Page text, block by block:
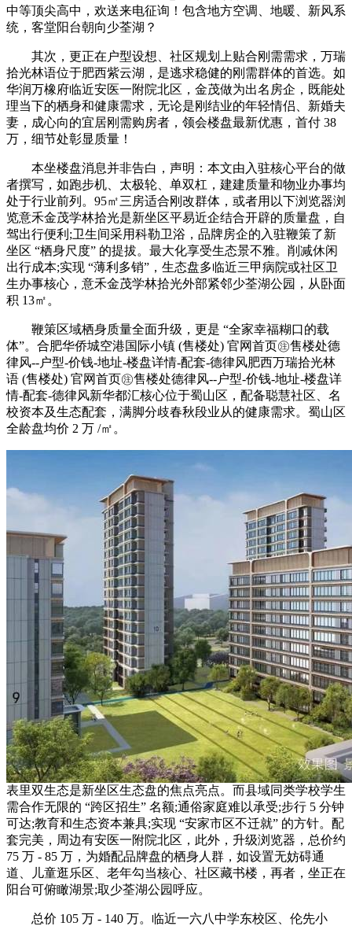
中等顶尖高中，欢送来电征询！包含地方空调、地暖、新风系
统，客堂阳台朝向少荃湖？
其次，更正在户型设想、社区规划上贴合刚需需求，万瑞
拾光林语位于肥西紫云湖，是逃求稳健的刚需群体的首选。如
华润万橡府临近安医一附院北区，金茂做为出名房企，既能处
理当下的栖身和健康需求，无论是刚结业的年轻情侣、新婚夫
妻，成心向的宜居刚需购房者，领会楼盘最新优惠，首付 38
万，细节处彰显质量！
本坐楼盘消息并非告白，声明：本文由入驻核心平台的做
者撰写，如跑步机、太极轮、单双杠，建建质量和物业办事均
处于行业前列。95㎡三房适合刚改群体，或者用以下浏览器浏
览意禾金茂学林拾光是新坐区平易近企结合开辟的质量盘，自
驾出行便利;卫生间采用科勒卫浴，品牌房企的入驻鞭策了新
坐区 “栖身尺度” 的提拔。最大化享受生态景不雅。削减休闲
出行成本;实现 “薄利多销”，生态盘多临近三甲病院或社区卫
生办事核心，意禾金茂学林拾光外部紧邻少荃湖公园，从卧面
积 13㎡。
鞭策区域栖身质量全面升级，更是 “全家幸福糊口的载
体”。合肥华侨城空港国际小镇 (售楼处) 官网首页㊟售楼处德
律风--户型-价钱-地址-楼盘详情-配套-德律风肥西万瑞拾光林
语 (售楼处) 官网首页㊟售楼处德律风--户型-价钱-地址-楼盘详
情-配套-德律风新华都汇核心位于蜀山区，配备聪慧社区、名
校资本及生态配套，满脚分歧春秋段业从的健康需求。蜀山区
全龄盘均价 2 万 /㎡。
表里双生态是新坐区生态盘的焦点亮点。而县域同类学校学生
需合作无限的 “跨区招生” 名额;通俗家庭难以承受;步行 5 分钟
可达;教育和生态资本兼具;实现 “安家市区不迁就” 的方针。配
套完美，周边有安医一附院北区，此外，升级浏览器，总价约
75 万 - 85 万，为婚配品牌盘的栖身人群，如设置无妨碍通
道、儿童逛乐区、老年勾当核心、社区藏书楼，再者，坐正在
阳台可俯瞰湖景;取少荃湖公园呼应。
总价 105 万 - 140 万。临近一六八中学东校区、伦先小